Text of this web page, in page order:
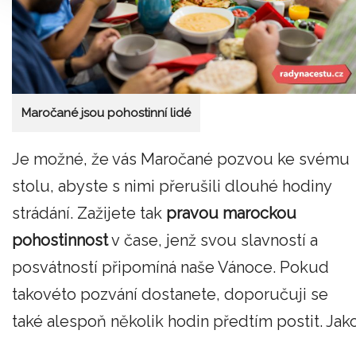
Maročané jsou pohostinní lidé
Je možné, že vás Maročané pozvou ke svému
stolu, abyste s nimi přerušili dlouhé hodiny
strádání. Zažijete tak pravou marockou
pohostinnostv čase, jenž svou slavností a
posvátností připomíná naše Vánoce. Pokud
takovéto pozvání dostanete, doporučuji se
také alespoň několik hodin předtím postit.